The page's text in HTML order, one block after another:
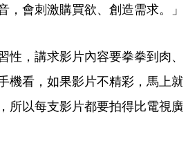
，會刺激購買欲、創造需求。」
性，講求影片內容要拳拳到肉、
機看，如果影片不精彩，馬上就
所以每支影片都要拍得比電視廣